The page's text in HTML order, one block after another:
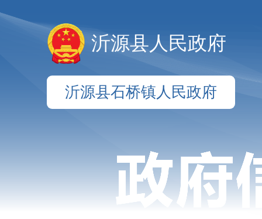
沂源县人民政府
沂源县石桥镇人民政府